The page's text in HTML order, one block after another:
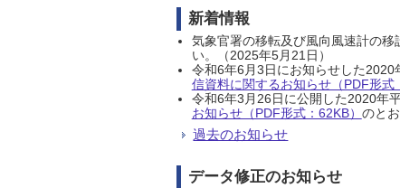
新着情報
気象官署の移転及び風向風速計の
い。（2025年5月21日）
令和6年6月3日にお知らせした
信資料に関するお知らせ（PDF形式
令和6年3月26日に公開した2020年
お知らせ（PDF形式：62KB） のと
過去のお知らせ
データ修正のお知らせ